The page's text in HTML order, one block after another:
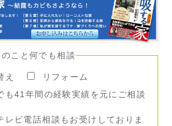
こと何でも相談
え
リフォーム
41年間の経験実績を元にご相談
ビ電話相談もお受けしておりま